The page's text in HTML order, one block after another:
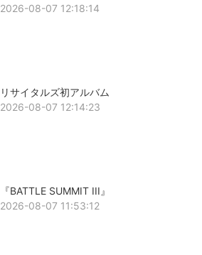
2026-08-07 12:18:14
リサイタルズ初アルバム
2026-08-07 12:14:23
『BATTLE SUMMIT III』
2026-08-07 11:53:12